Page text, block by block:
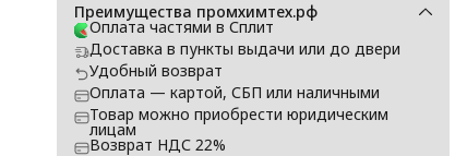
Преимущества промхимтех.рф
Оплата частями в Сплит
Доставка в пункты выдачи или до двери
Удобный возврат
Оплата — картой, СБП или наличными
Товар можно приобрести юридическим
лицам
Возврат НДС 22%